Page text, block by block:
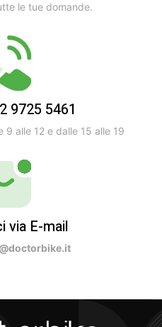
le tue domande.
9725 5461
9 alle 12 e dalle 15 alle 19
via E-mail